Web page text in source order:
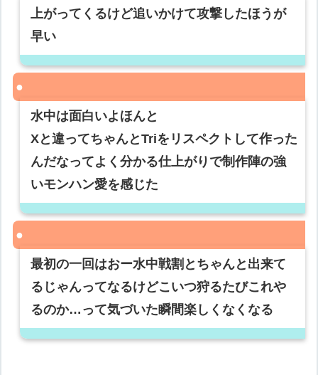
上がってくるけど追いかけて攻撃したほうが
早い
水中は面白いよほんと
Xと違ってちゃんとTriをリスペクトして作った
んだなってよく分かる仕上がりで制作陣の強
いモンハン愛を感じた
最初の一回はおー水中戦割とちゃんと出来て
るじゃんってなるけどこいつ狩るたびこれや
るのか…って気づいた瞬間楽しくなくなる